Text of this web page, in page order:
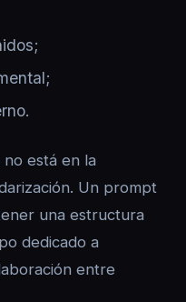
no está en la
Un prompt
una estructura
dedicado a
entre